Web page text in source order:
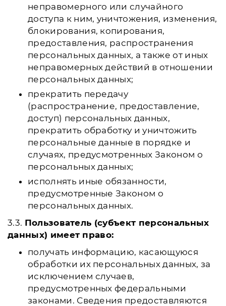
неправомерного или случайного
доступа к ним, уничтожения, изменения,
блокирования, копирования,
предоставления, распространения
персональных данных, а также от иных
неправомерных действий в отношении
персональных данных;
прекратить передачу
(распространение, предоставление,
доступ) персональных данных,
прекратить обработку и уничтожить
персональные данные в порядке и
случаях, предусмотренных Законом о
персональных данных;
исполнять иные обязанности,
предусмотренные Законом о
персональных данных.
3.3. Пользователь (субъект персональных
данных) имеет право:
получать информацию, касающуюся
обработки их персональных данных, за
исключением случаев,
предусмотренных федеральными
законами. Сведения предоставляются